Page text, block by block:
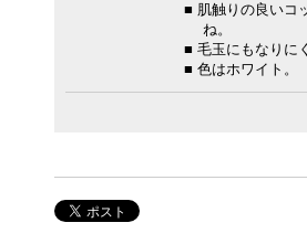
■ 肌触りの良いコ
ね。
■ 毛玉にもなりに
■ 色はホワイト。